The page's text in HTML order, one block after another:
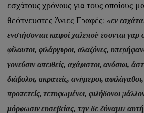
εσχάτους χρόνους για τους οποίους
θεόπνευστες Άγιες Γραφές: «εν
ενστήσονται καιροί χαλεποί· έσονται γαρ
φίλαυτοι, φιλάργυροι, αλαζόνες,
γονεύσιν απειθείς, αχάριστοι, ανόσιοι,
διάβολοι, ακρατείς, ανήμεροι,
προπετείς, τετυφωμένοι, φιλήδονοι
μόρφωσιν ευσεβείας, την δε δύναμιν